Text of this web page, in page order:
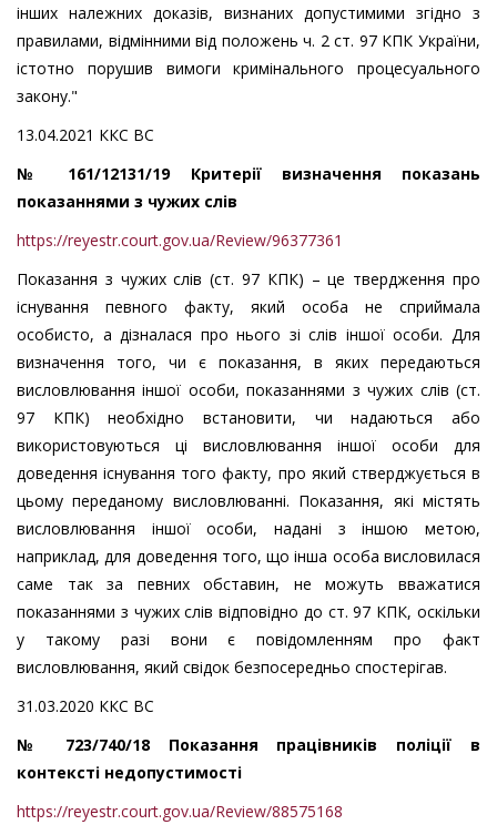
інших належних доказів, визнаних допустимими згідно з
правилами, відмінними від положень ч. 2 ст. 97 КПК України,
істотно порушив вимоги кримінального процесуального
закону."
13.04.2021 ККС ВС
№ 161/12131/19 Критерії визначення показань
показаннями з чужих слів
https://reyestr.court.gov.ua/Review/96377361
Показання з чужих слів (ст. 97 КПК) – це твердження про
існування певного факту, який особа не сприймала
особисто, а дізналася про нього зі слів іншої особи. Для
визначення того, чи є показання, в яких передаються
висловлювання іншої особи, показаннями з чужих слів (ст.
97 КПК) необхідно встановити, чи надаються або
використовуються ці висловлювання іншої особи для
доведення існування того факту, про який стверджується в
цьому переданому висловлюванні. Показання, які містять
висловлювання іншої особи, надані з іншою метою,
наприклад, для доведення того, що інша особа висловилася
саме так за певних обставин, не можуть вважатися
показаннями з чужих слів відповідно до ст. 97 КПК, оскільки
у такому разі вони є повідомленням про факт
висловлювання, який свідок безпосередньо спостерігав.
31.03.2020 ККС ВС
№ 723/740/18 Показання працівників поліції в
контексті недопустимості
https://reyestr.court.gov.ua/Review/88575168